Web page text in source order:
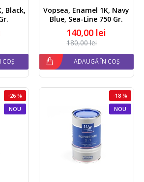
Black,
COȘ
Vopsea, Enamel 1K, Navy
Blue, Sea-Line 750 Gr.
140,00 lei
180,00 lei
ADAUGĂ ÎN COȘ
NOU
-26 %
NOU
-18 %